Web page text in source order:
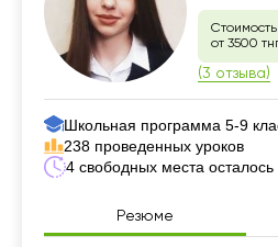
от 3500
(3 отзыва)
Школьная программа 5-9
238 проведенных уроков
4 свободных места осталось
Резюме